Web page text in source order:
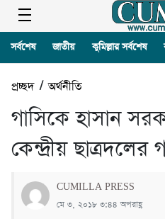
সর্বশেষ জাতীয় কুমিল্লার সর্বশেষ
প্রচ্ছদ/অর্থনীতি
গাসিকে হাসান
কেন্দ্রীয়
CUMILLA PRESS
মে ৩, ২০১৮ ৩:৪৪ অপরাহ্ণ